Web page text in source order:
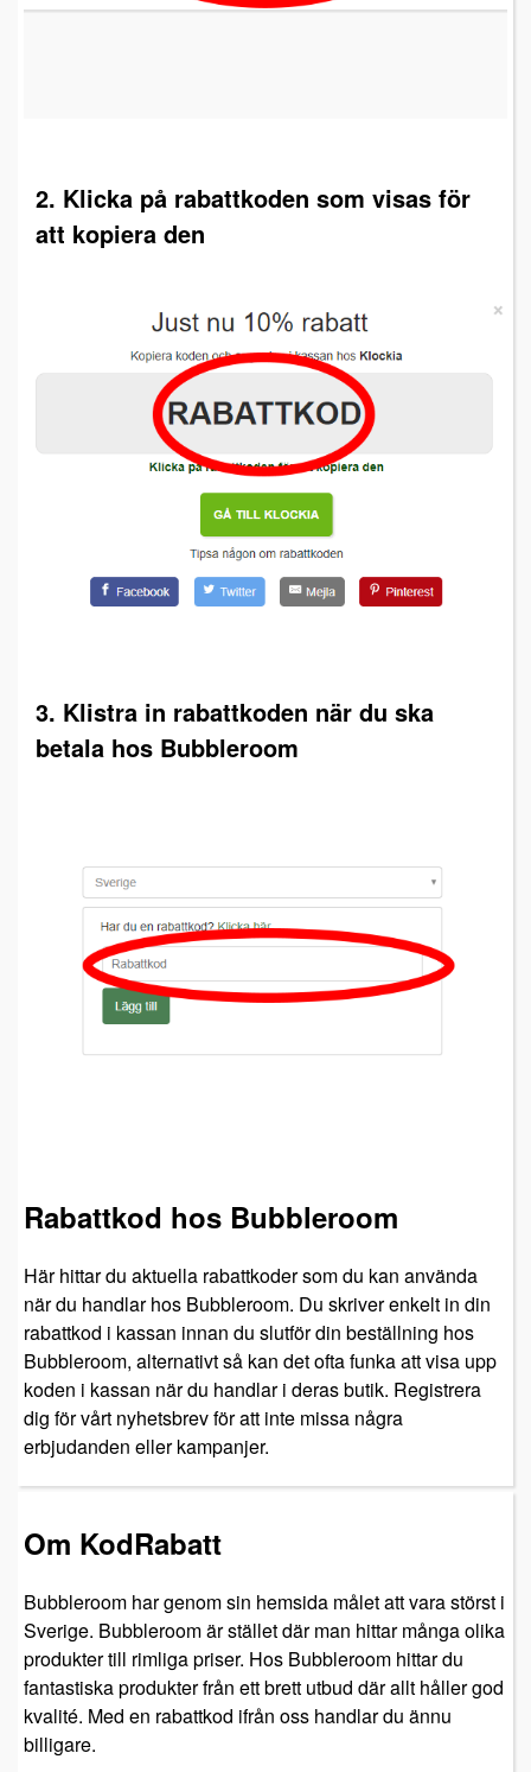
2. Klicka på rabattkoden som visas för
att kopiera den
3. Klistra in rabattkoden när du ska
betala hos Bubbleroom
Rabattkod hos Bubbleroom
Här hittar du aktuella rabattkoder som du kan använda
när du handlar hos Bubbleroom. Du skriver enkelt in din
rabattkod i kassan innan du slutför din beställning hos
Bubbleroom, alternativt så kan det ofta funka att visa upp
koden i kassan när du handlar i deras butik. Registrera
dig för vårt nyhetsbrev för att inte missa några
erbjudanden eller kampanjer.
Om KodRabatt
Bubbleroom har genom sin hemsida målet att vara störst i
Sverige. Bubbleroom är stället där man hittar många olika
produkter till rimliga priser. Hos Bubbleroom hittar du
fantastiska produkter från ett brett utbud där allt håller god
kvalité. Med en rabattkod ifrån oss handlar du ännu
billigare.